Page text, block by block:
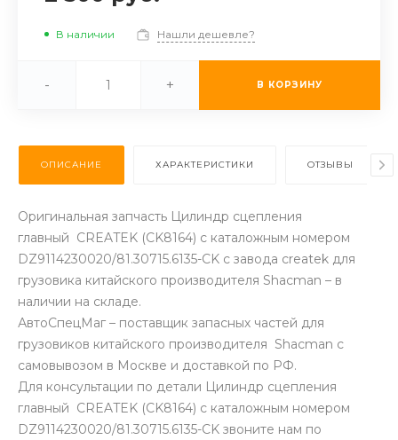
В наличии Нашли дешевле?
- + В КОРЗИНУ
ОПИСАНИЕ ХАРАКТЕРИСТИКИ ОТЗЫВЫ
Оригинальная запчасть Цилиндр сцепления
главный CREATEK (CK8164) с каталожным номером
DZ9114230020/81.30715.6135-CK с завода createk для
грузовика китайского производителя Shacman – в
наличии на складе.
АвтоСпецМаг – поставщик запасных частей для
грузовиков китайского производителя Shacman с
самовывозом в Москве и доставкой по РФ.
Для консультации по детали Цилиндр сцепления
главный CREATEK (CK8164) с каталожным номером
DZ9114230020/81.30715.6135-CK звоните нам по